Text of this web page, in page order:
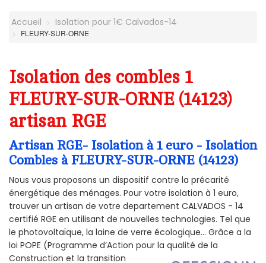
Accueil Isolation pour 1€ Calvados-14
FLEURY-SUR-ORNE
Isolation des combles 1
FLEURY-SUR-ORNE (14123)
artisan RGE
Artisan RGE- Isolation à 1 euro - Isolation
Combles à FLEURY-SUR-ORNE (14123)
Nous vous proposons un dispositif contre la précarité
énergétique des ménages. Pour votre isolation à 1 euro,
trouver un artisan de votre departement CALVADOS - 14
certifié RGE en utilisant de nouvelles technologies. Tel que
le photovoltaïque, la laine de verre écologique... Grâce a la
loi POPE (Programme d’Action pour la qualité de la
Construction et la transition